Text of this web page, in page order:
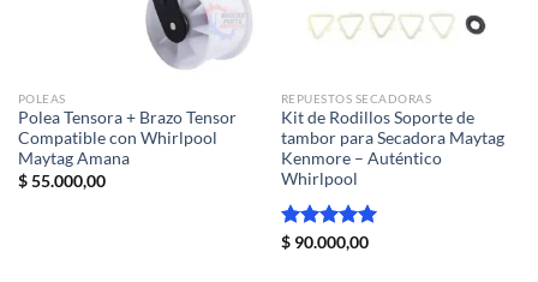
POLEAS
Polea Tensora + Brazo Tensor
Compatible con Whirlpool
Maytag Amana
$55.000,00
REPUESTOS SECADORAS
Kit de Rodillos Soporte de
tambor para Secadora Maytag
Kenmore – Auténtico
Whirlpool
Valorado
$90.000,00